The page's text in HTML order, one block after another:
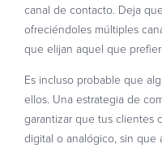
canal de contacto. Deja
ofreciéndoles múltiples
que elijan aquel que
Es incluso probable que
ellos. Una estrategia de
garantizar que tus clientes
digital o analógico, sin que